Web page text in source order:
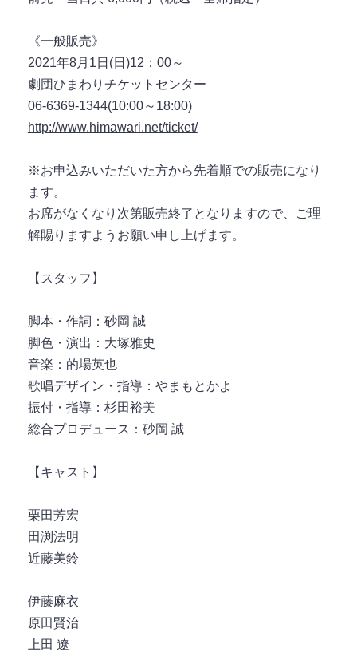
《一般販売》
2021年8月1日(日)12：00～
劇団ひまわりチケットセンター
06-6369-1344(10:00～18:00)
http://www.himawari.net/ticket/
※お申込みいただいた方から先着順での販売になり
ます。
お席がなくなり次第販売終了となりますので、ご理
解賜りますようお願い申し上げます。
【スタッフ】
脚本・作詞：砂岡 誠
脚色・演出：大塚雅史
音楽：的場英也
歌唱デザイン・指導：やまもとかよ
振付・指導：杉田裕美
総合プロデュース：砂岡 誠
【キャスト】
栗田芳宏
田渕法明
近藤美鈴
伊藤麻衣
原田賢治
上田 遼